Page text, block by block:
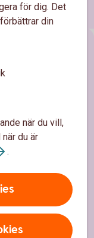
för dig. Det
din
när du vill,
du är
.